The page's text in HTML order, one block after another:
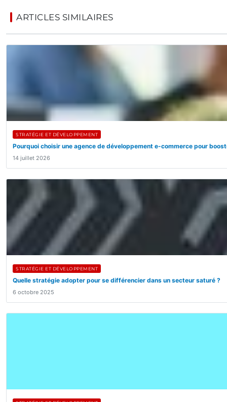
ARTICLES SIMILAIRES
STRATÉGIE ET DÉVELOPPEMENT
Pourquoi choisir une agence de développement e-commerce pour
14 juillet 2026
STRATÉGIE ET DÉVELOPPEMENT
Quelle stratégie adopter pour se différencier dans un secteur saturé ?
6 octobre 2025